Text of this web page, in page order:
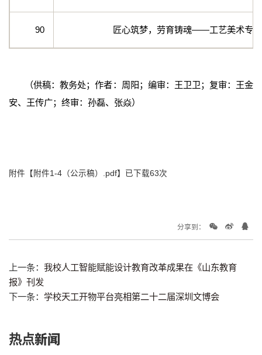
90 匠心筑梦，劳育铸魂——工艺美术专业
（供稿：教务处；作者：周阳；编审：王卫卫；复审：王金
安、王传广；终审：孙磊、张焱）
附件【 附件1-4（公示稿）.pdf】已下载63次
分享到：
上一条： 我校人工智能赋能设计教育改革成果在《山东教育
报》刊发
下一条： 学校天工开物平台亮相第二十二届深圳文博会
热点新闻